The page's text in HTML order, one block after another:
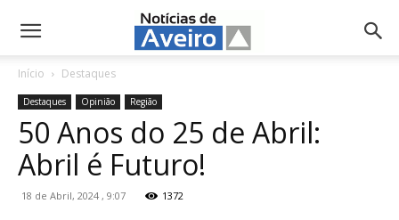
NotíciasdeAveiro.pt
Início Destaques
Destaques Opinião Região
50 Anos do 25 de Abril:
Abril é Futuro!
18 de Abril, 2024 , 9:07 1372